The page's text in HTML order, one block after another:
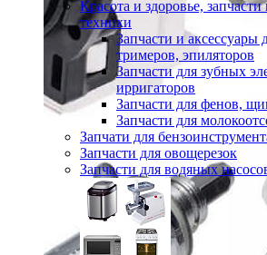
Красота и здоровье,
техники
Запчасти и аксессуары
тримеров, эпиляторов
Запчасти для зубных
ирригаторов
Запчасти для фенов,
Запчасти для
Запчати для
Запчасти для овощерезок
Запчасти для водяных